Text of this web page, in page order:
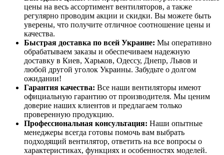
цены на весь ассортимент вентиляторов, а также
регулярно проводим акции и скидки. Вы можете быть
уверены, что получите отличное соотношение цены и
качества.
Быстрая доставка по всей Украине: Мы оперативно
обрабатываем заказы и обеспечиваем надежную
доставку в Киев, Харьков, Одессу, Днепр, Львов и
любой другой уголок Украины. Забудьте о долгом
ожидании!
Гарантия качества: Все наши вентиляторы имеют
официальную гарантию от производителя. Мы ценим
доверие наших клиентов и предлагаем только
проверенную продукцию.
Профессиональная консультация: Наши опытные
менеджеры всегда готовы помочь вам выбрать
подходящий вентилятор, ответить на все вопросы о
характеристиках, функциях и особенностях моделей.